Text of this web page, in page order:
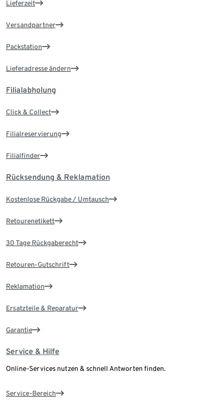
Lieferzeit
Versandpartner
Packstation
Lieferadresse ändern
Filialabholung
Click & Collect
Filialreservierung
Filialfinder
Rücksendung & Reklamation
Kostenlose Rückgabe / Umtausch
Retourenetikett
30 Tage Rückgaberecht
Retouren-Gutschrift
Reklamation
Ersatzteile & Reparatur
Garantie
Service & Hilfe
Online-Services nutzen & schnell Antworten finden.
Service-Bereich